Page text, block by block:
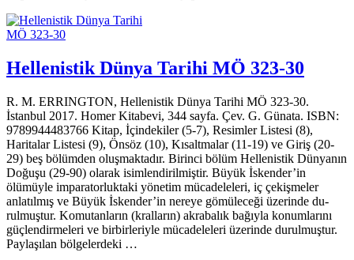
Hellenistik Dünya Tarihi MÖ 323-30
R. M. ERRINGTON, Hellenistik Dünya Tarihi MÖ 323-30.
İstanbul 2017. Homer Kitabevi, 344 sayfa. Çev. G. Günata. ISBN:
9789944483766 Kitap, İçindekiler (5-7), Resimler Listesi (8),
Haritalar Listesi (9), Önsöz (10), Kısaltmalar (11-19) ve Giriş (20-
29) beş bölümden oluşmaktadır. Birinci bölüm Hellenistik Dünyanın
Doğuşu (29-90) olarak isimlendirilmiş­tir. Büyük İskender’in
ölümüyle imparatorluktaki yönetim mücadeleleri, iç çekişmeler
anlatılmış ve Büyük İskender’in nereye gömüleceği üzerinde du­
rulmuştur. Komutanların (kralların) akrabalık bağıyla konumlarını
güçlendir­meleri ve birbirleriyle mücadeleleri üzerinde durulmuştur.
Paylaşılan bölge­lerdeki …